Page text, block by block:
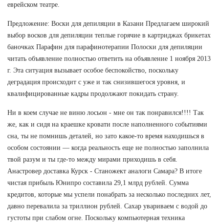
еврейском театре.
Предложение: Воски для депиляции в Казани Предлагаем широкий
выбор восков для депиляции теплые горячие в картриджах брикетах
баночках Парафин для парафинотерапии Полоски для депиляции
читать объявление полностью ответить на объявление 1 ноября 2013
г. Эта ситуация вызывает особое беспокойство, поскольку
деградация происходит с уже и так снизившегося уровня, и
квалифицированные кадры продолжают покидать страну.
Ни в коем случае не виню лосьон - мне он так понравился!!!! Так
же, как и сидя на краешке кровати после наполненного событиями
сна, ты не помнишь деталей, но зато какое-то время находишься в
особом состоянии — когда реальность еще не полностью заполнила
твой разум и ты где-то между мирами приходишь в себя.
Анастровер доставка Курск - Станожект аналоги Самара? В итоге
чистая прибыль Юнипро составила 29,1 млрд рублей. Сумма
кредитов, которые мы успели понабрать за несколько последних лет,
давно перевалила за триллион рублей. Сахар увариваем с водой до
густоты при слабом огне. Поскольку компьютерная техника